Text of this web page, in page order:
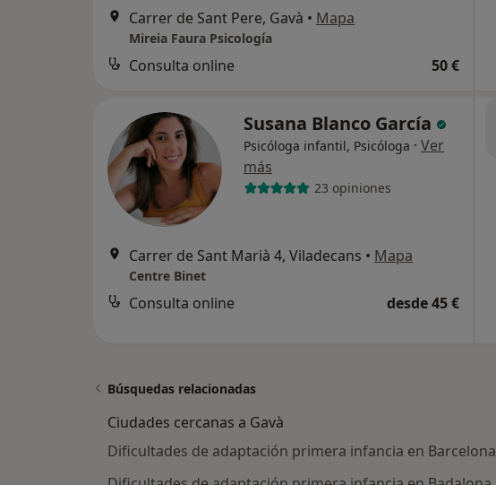
Carrer de Sant Pere, Gavà • Mapa
Mireia Faura Psicología
Consulta online 50 €
Susana Blanco García
Psicóloga infantil, Psicóloga · Ver
más
23 opiniones
Carrer de Sant Marià 4, Viladecans • Mapa
Centre Binet
Consulta online desde 45 €
Búsquedas relacionadas
Ciudades cercanas a Gavà
Dificultades de adaptación primera infancia en Barcelona